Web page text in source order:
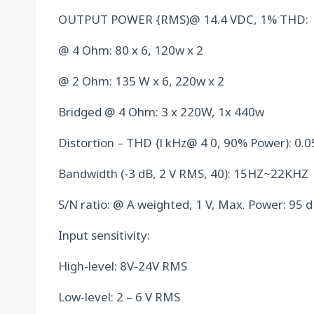
OUTPUT POWER {RMS)@ 14.4 VDC, 1% THD:
@ 4 Ohm: 80 x 6, 120w x 2
@ 2 Ohm: 135 W x 6, 220w x 2
Bridged @ 4 Ohm: 3 x 220W, 1x 440w
Distortion – THD {l kHz@ 4 0, 90% Power):
Bandwidth (-3 dB, 2 V RMS, 40): 15HZ~22KHZ
S/N ratio: @ A weighted, 1 V, Max. Power: 95
Input sensitivity:
High-level: 8V-24V RMS
Low-level: 2 – 6 V RMS